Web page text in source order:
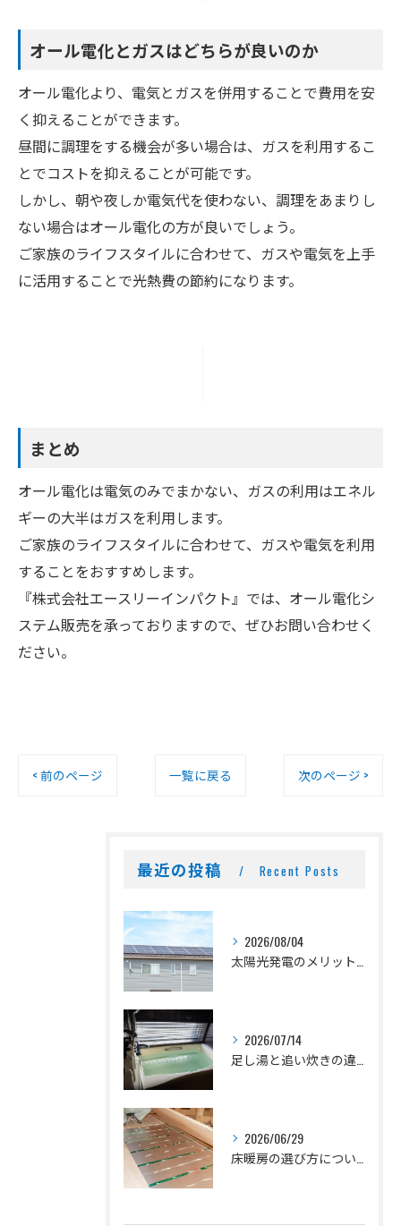
オール電化とガスはどちらが良いのか
オール電化より、電気とガスを併用することで費用を安
く抑えることができます。
昼間に調理をする機会が多い場合は、ガスを利用するこ
とでコストを抑えることが可能です。
しかし、朝や夜しか電気代を使わない、調理をあまりし
ない場合はオール電化の方が良いでしょう。
ご家族のライフスタイルに合わせて、ガスや電気を上手
に活用することで光熱費の節約になります。
まとめ
オール電化は電気のみでまかない、ガスの利用はエネル
ギーの大半はガスを利用します。
ご家族のライフスタイルに合わせて、ガスや電気を利用
することをおすすめします。
『株式会社エースリーインパクト』では、オール電化シ
ステム販売を承っておりますので、ぜひお問い合わせく
ださい。
< 前のページ 一覧に戻る 次のページ >
最近の投稿 Recent Posts
2026/08/04
2026/07/14
2026/06/29